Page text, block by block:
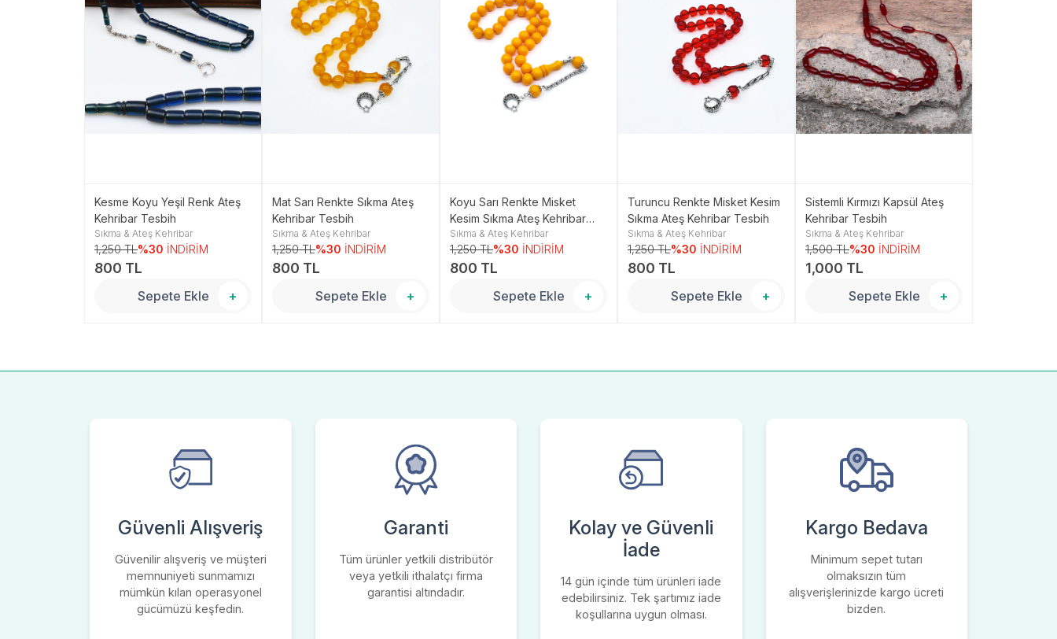
Kesme Koyu Yeşil Renk Ateş
Kehribar Tesbih
Sıkma & Ateş Kehribar
1,250 TL%30 İNDİRİM
800 TL
Sepete Ekle +
Mat Sarı Renkte Sıkma Ateş
Kehribar Tesbih
Sıkma & Ateş Kehribar
1,250 TL%30 İNDİRİM
800 TL
Sepete Ekle +
Koyu Sarı Renkte Misket
Kesim Sıkma Ateş Kehribar
Tesbih
Sıkma & Ateş Kehribar
1,250 TL%30 İNDİRİM
800 TL
Sepete Ekle +
Turuncu Renkte Misket Kesim
Sıkma Ateş Kehribar Tesbih
Sıkma & Ateş Kehribar
1,250 TL%30 İNDİRİM
800 TL
Sepete Ekle +
Sistemli Kırmızı Kapsül Ateş
Kehribar Tesbih
Sıkma & Ateş Kehribar
1,500 TL%30 İNDİRİM
1,000 TL
Sepete Ekle +
Güvenli Alışveriş
Güvenilir alışveriş ve müşteri
memnuniyeti sunmamızı
mümkün kılan operasyonel
gücümüzü keşfedin.
Garanti
Tüm ürünler yetkili distribütör
veya yetkili ithalatçı firma
garantisi altındadır.
Kolay ve Güvenli
İade
14 gün içinde tüm ürünleri iade
edebilirsiniz. Tek şartımız iade
koşullarına uygun olması.
Kargo Bedava
Minimum sepet tutarı
olmaksızın tüm
alışverişlerinizde kargo ücreti
bizden.